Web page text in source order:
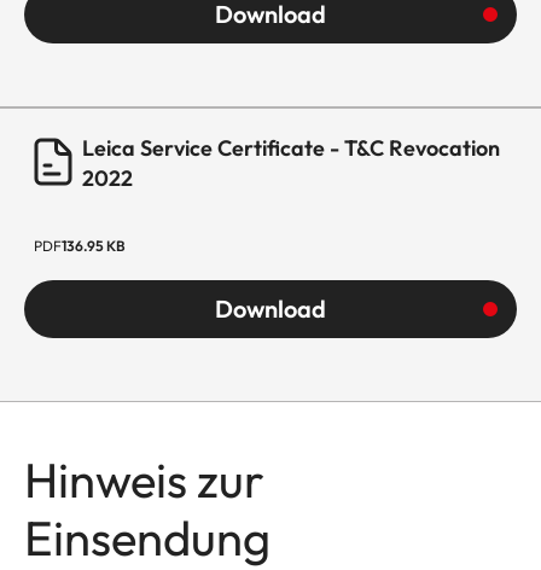
Download
Leica Service Certificate - T&C Revocation
2022
PDF136.95 KB
Download
Hinweis zur
Einsendung